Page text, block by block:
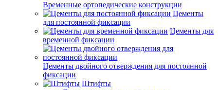
Временные ортопедические конструкции
Цементы
для постоянной фиксации
Цементы для
временной фиксации
Цементы двойного отверждения для постоянной
фиксации
Штифты